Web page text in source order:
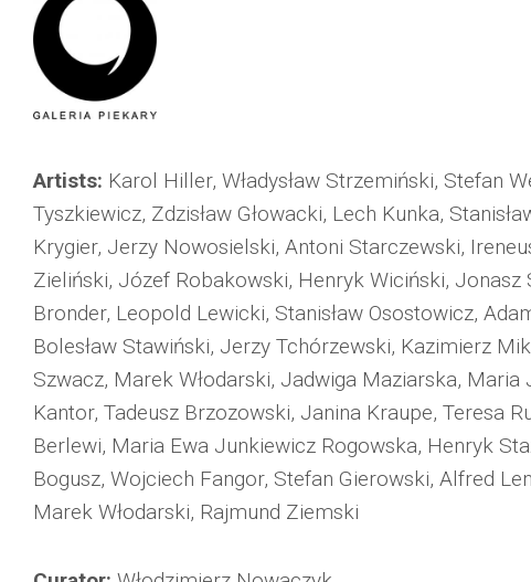
Artists: Karol Hiller, Władysław Strzemiński, Stefan
Tyszkiewicz, Zdzisław Głowacki, Lech Kunka,
Krygier, Jerzy Nowosielski, Antoni Starczewski,
Zieliński, Józef Robakowski, Henryk Wiciński, Jonasz
Bronder, Leopold Lewicki, Stanisław Osostowicz,
Bolesław Stawiński, Jerzy Tchórzewski, Kazimierz
Szwacz, Marek Włodarski, Jadwiga Maziarska, Maria
Kantor, Tadeusz Brzozowski, Janina Kraupe, Teresa
Berlewi, Maria Ewa Junkiewicz Rogowska, Henryk
Bogusz, Wojciech Fangor, Stefan Gierowski, Alfred
Marek Włodarski, Rajmund Ziemski